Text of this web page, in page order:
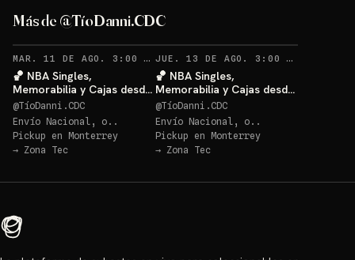
Más de @TíoDanni.CDC
MAR. 11 DE AGO. 3:00 AM · 62RECORDATORIOS
🏀 NBA Singles,
Memorabilia y Cajas desde
$20 🔥
@TíoDanni.CDC
Envío Nacional, o..
Pickup en Monterrey
→ Zona Tec
JUE. 13 DE AGO. 3:00 AM
🏀 NBA Singles,
Memorabilia y Cajas desde
$20 🔥
@TíoDanni.CDC
Envío Nacional, o..
Pickup en Monterrey
→ Zona Tec